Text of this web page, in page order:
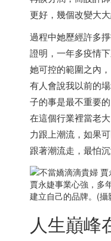
更好，幾個改變大大
過程中她歷經許多
證明，一年多疫情
她可控的範圍之內
有人會說我以前的
子的事是最不重要
在這個行業裡當老
力跟上潮流，如果
跟著潮流走，最怕
賈永婕事業心強，多
建立自己的品牌。(攝
人生巔峰